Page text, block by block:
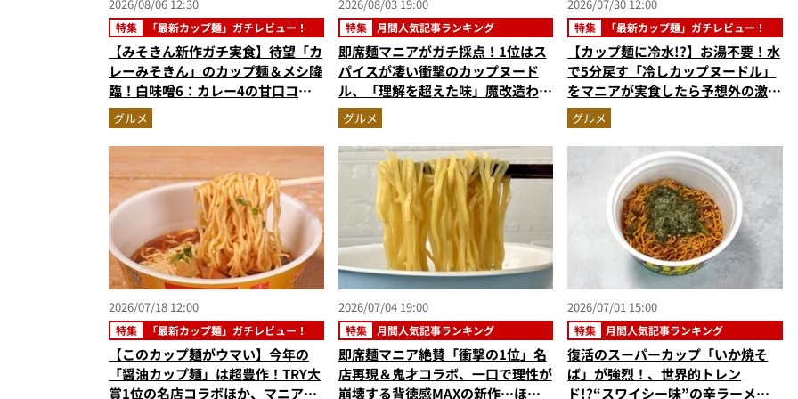
2026/08/06 12:30
特集 「最新カップ麺」ガチレビュー！
【みそきん新作ガチ実食】待望「カ
レーみそきん」のカップ麺＆メシ降
臨！白味噌6：カレー4の甘口コク
旨スープ＆ゴロッと大ぶりポテトに
歓喜
グルメ
2026/08/03 19:00
特集 月間人気記事ランキング
即席麺マニアがガチ採点！1位はス
パイスが凄い衝撃のカップヌード
ル、「理解を超えた味」魔改造わか
めラーメン…ほか【カップ麺の人気
記事ランキングベスト3】（2026年
6月版）
グルメ
2026/07/30 12:00
特集 「最新カップ麺」ガチレビュー！
【カップ麺に冷水!?】お湯不要！水
で5分戻す「冷しカップヌードル」
をマニアが実食したら予想外の激ウ
マ新体験だった
グルメ
2026/07/18 12:00
特集 「最新カップ麺」ガチレビュー！
【このカップ麺がウマい】今年の
「醤油カップ麺」は超豊作！TRY大
賞1位の名店コラボほか、マニア激
2026/07/04 19:00
特集 月間人気記事ランキング
即席麺マニア絶賛「衝撃の1位」名
店再現＆鬼才コラボ、一口で理性が
崩壊する背徳感MAXの新作…ほか
2026/07/01 15:00
特集 月間人気記事ランキング
復活のスーパーカップ「いか焼そ
ば」が強烈！、世界的トレン
ド!?“スワイシー味”の辛ラーメ